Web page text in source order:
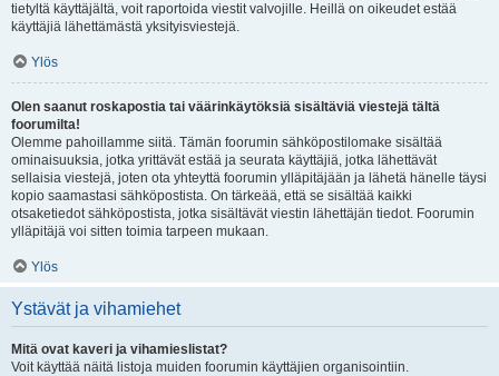
tietyltä käyttäjältä, voit raportoida viestit valvojille. Heillä on oikeudet estää
käyttäjiä lähettämästä yksityisviestejä.
Ylös
Olen saanut roskapostia tai väärinkäytöksiä sisältäviä viestejä tältä
foorumilta!
Olemme pahoillamme siitä. Tämän foorumin sähköpostilomake sisältää
ominaisuuksia, jotka yrittävät estää ja seurata käyttäjiä, jotka lähettävät
sellaisia viestejä, joten ota yhteyttä foorumin ylläpitäjään ja lähetä hänelle täysi
kopio saamastasi sähköpostista. On tärkeää, että se sisältää kaikki
otsaketiedot sähköpostista, jotka sisältävät viestin lähettäjän tiedot. Foorumin
ylläpitäjä voi sitten toimia tarpeen mukaan.
Ylös
Ystävät ja vihamiehet
Mitä ovat kaveri ja vihamieslistat?
Voit käyttää näitä listoja muiden foorumin käyttäjien organisointiin.